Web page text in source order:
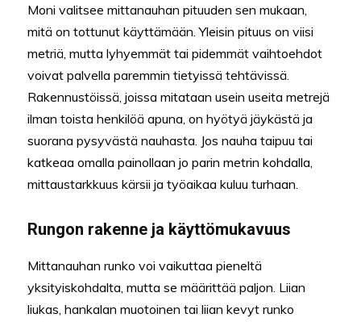
Moni valitsee mittanauhan pituuden sen mukaan,
mitä on tottunut käyttämään. Yleisin pituus on viisi
metriä, mutta lyhyemmät tai pidemmät vaihtoehdot
voivat palvella paremmin tietyissä tehtävissä.
Rakennustöissä, joissa mitataan usein useita metrejä
ilman toista henkilöä apuna, on hyötyä jäykästä ja
suorana pysyvästä nauhasta. Jos nauha taipuu tai
katkeaa omalla painollaan jo parin metrin kohdalla,
mittaustarkkuus kärsii ja työaikaa kuluu turhaan.
Rungon rakenne ja käyttömukavuus
Mittanauhan runko voi vaikuttaa pieneltä
yksityiskohdalta, mutta se määrittää paljon. Liian
liukas, hankalan muotoinen tai liian kevyt runko